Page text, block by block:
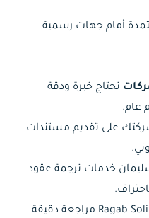
أمام جهات رسمية
تحتاج خبرة ودقة
عام.
على تقديم مستندات
خدمات ترجمة عقود
علاوة على ذلك، يقدم Ragab Soliman Center مراجعة دقيقة